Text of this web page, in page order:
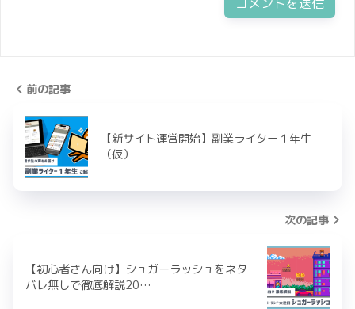
前の記事
【新サイト運営開始】副業ライター１年生
（仮）
次の記事
【初心者さん向け】シュガーラッシュをネタ
バレ無しで徹底解説20…